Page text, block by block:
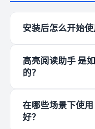
安装后怎么开始使
助手”并固定到工具
阅读助手 图标，输
接选中网页上的文
样操作 高亮阅读助
高亮阅读助手 是
的？
将“逻辑识别”转化
大脑从识别关键词的
在哪些场景下使
好？